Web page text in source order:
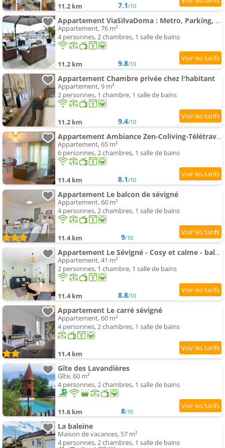
11.2 km 7.1/10
Appartement ViaSilvaDoma : Metro, Parking, Terrasse
Appartement, 76 m²
4 personnes, 2 chambres, 1 salle de bains
11.2 km 9.8/10
Appartement Chambre privée chez l'habitant
Appartement, 9 m²
2 personnes, 1 chambre, 1 salle de bains
11.2 km 9.4/10
Appartement Ambiance Zen-Coliving-Télétravail
Appartement, 65 m²
6 personnes, 2 chambres, 1 salle de bains
11.4 km 8.1/10
Appartement Le balcon de sévigné
Appartement, 60 m²
4 personnes, 2 chambres, 1 salle de bains
11.4 km 9/10
Appartement Le Sévigné - Cosy et calme - balcon et parking
Appartement, 41 m²
2 personnes, 1 chambre, 1 salle de bains
11.4 km 8.8/10
Appartement Le carré sévigné
Appartement, 60 m²
4 personnes, 2 chambres, 1 salle de bains
11.4 km
Gîte des Lavandières
Gîte, 60 m²
4 personnes, 2 chambres, 1 salle de bains
11.6 km 8/10
La baleine
Maison de vacances, 57 m²
4 personnes, 2 chambres, 1 salle de bains